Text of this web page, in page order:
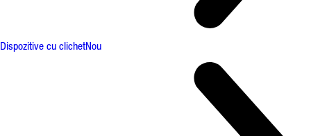
Dispozitive cu clichetNou